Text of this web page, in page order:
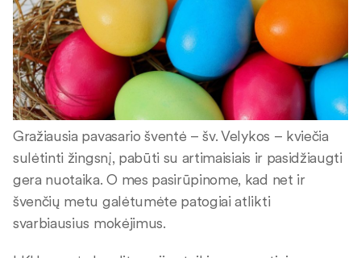
Gražiausia pavasario šventė – šv. Velykos – kviečia
sulėtinti žingsnį, pabūti su artimaisiais ir pasidžiaugti
gera nuotaika. O mes pasirūpinome, kad net ir
švenčių metu galėtumėte patogiai atlikti
svarbiausius mokėjimus.